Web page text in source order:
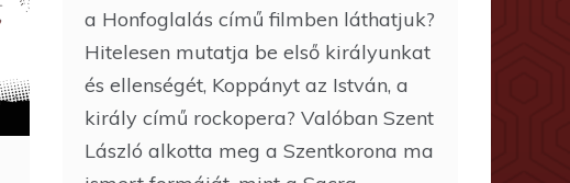
a Honfoglalás című filmben láthatjuk?
Hitelesen mutatja be első királyunkat
és ellenségét, Koppányt az István, a
király című rockopera? Valóban Szent
László alkotta meg a Szentkorona ma